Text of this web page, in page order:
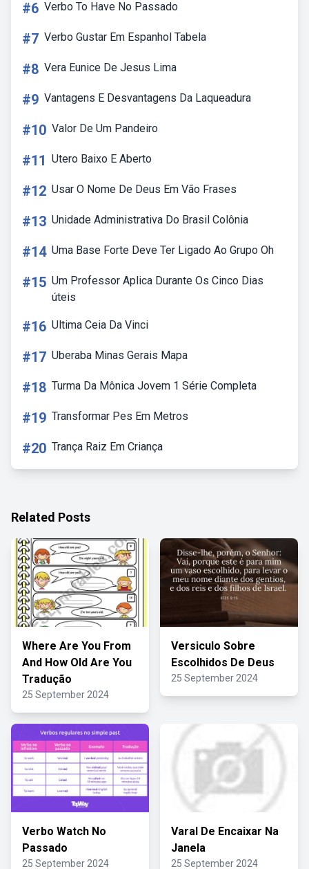
#6 Verbo To Have No Passado
#7 Verbo Gustar Em Espanhol Tabela
#8 Vera Eunice De Jesus Lima
#9 Vantagens E Desvantagens Da Laqueadura
#10 Valor De Um Pandeiro
#11 Utero Baixo E Aberto
#12 Usar O Nome De Deus Em Vão Frases
#13 Unidade Administrativa Do Brasil Colônia
#14 Uma Base Forte Deve Ter Ligado Ao Grupo Oh
#15 Um Professor Aplica Durante Os Cinco Dias
úteis
#16 Ultima Ceia Da Vinci
#17 Uberaba Minas Gerais Mapa
#18 Turma Da Mônica Jovem 1 Série Completa
#19 Transformar Pes Em Metros
#20 Trança Raiz Em Criança
Related Posts
Where Are You From
And How Old Are You
Tradução
25 September 2024
Versiculo Sobre
Escolhidos De Deus
25 September 2024
Verbo Watch No
Passado
25 September 2024
Varal De Encaixar Na
Janela
25 September 2024